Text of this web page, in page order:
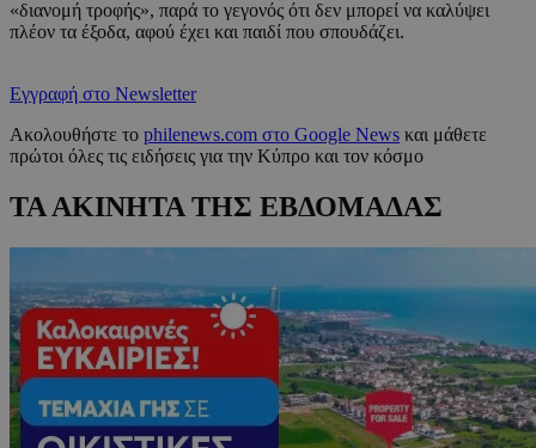
«διανομή τροφής», παρά το γεγονός ότι δεν μπορεί να καλύψει
πλέον τα έξοδα, αφού έχει και παιδί που σπουδάζει.
Εγγραφή στο Newsletter
Ακολουθήστε το philenews.com στο Google News και μάθετε
πρώτοι όλες τις ειδήσεις για την Κύπρο και τον κόσμο
ΤΑ ΑΚΙΝΗΤΑ ΤΗΣ ΕΒΔΟΜΑΔΑΣ